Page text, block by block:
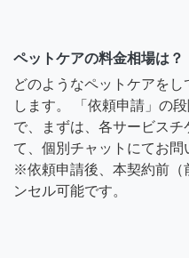
ペットケアの料金相場は？
どのようなペットケアを
します。 「依頼申請」の
で、まずは、各サービス
て、個別チャットにてお問
※依頼申請後、本契約前（
ンセル可能です。